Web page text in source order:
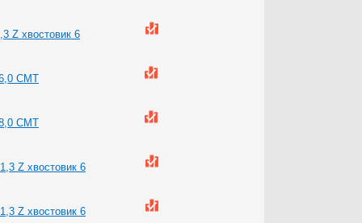
Z хвостовик 6
CMT
CMT
Z хвостовик 6
Z хвостовик 6